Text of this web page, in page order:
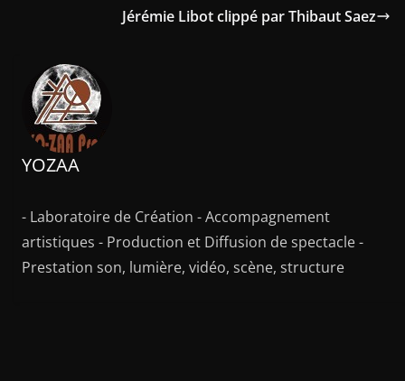
Jérémie Libot clippé par Thibaut Saez
YOZAA
- Laboratoire de Création - Accompagnement
artistiques - Production et Diffusion de spectacle -
Prestation son, lumière, vidéo, scène, structure